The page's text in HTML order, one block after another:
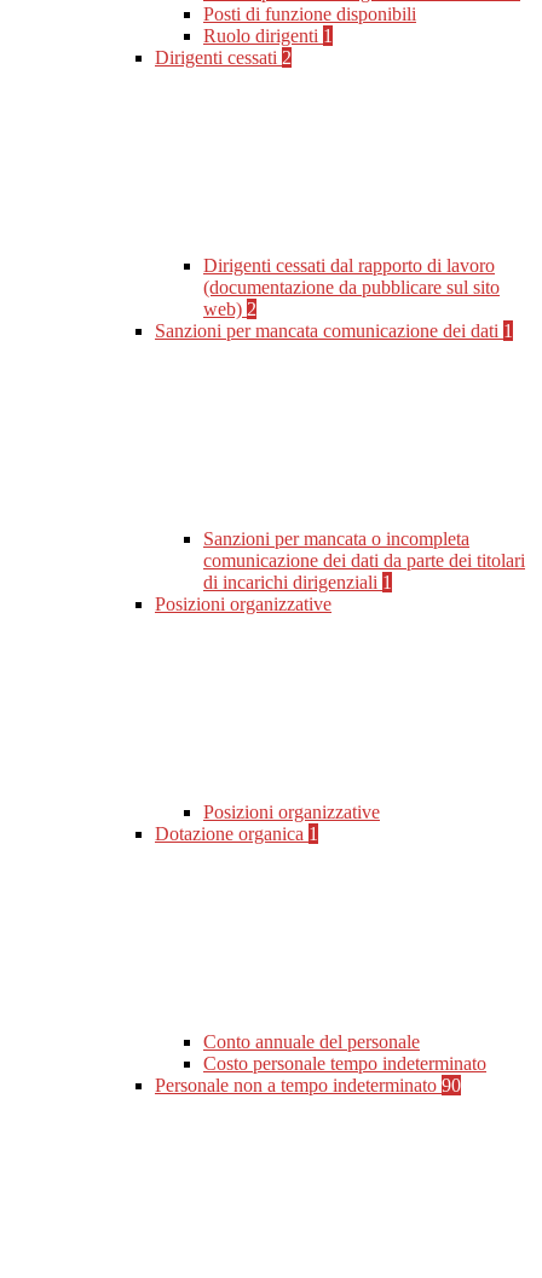
Posti di funzione disponibili
Ruolo dirigenti 1
Dirigenti cessati 2
Dirigenti cessati dal rapporto di lavoro
(documentazione da pubblicare sul sito
web) 2
Sanzioni per mancata comunicazione dei dati 1
Sanzioni per mancata o incompleta
comunicazione dei dati da parte dei titolari
di incarichi dirigenziali 1
Posizioni organizzative
Posizioni organizzative
Dotazione organica 1
Conto annuale del personale
Costo personale tempo indeterminato
Personale non a tempo indeterminato 90